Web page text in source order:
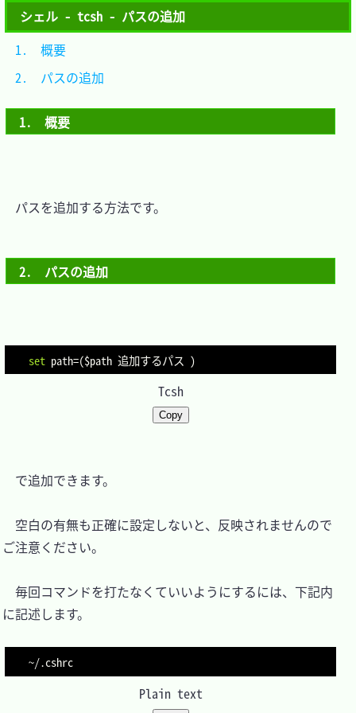
シェル - tcsh - パスの追加
1.　概要
パスを追加する方法です。
2.　パスの追加
set path=($path 追加するパス )
Tcsh
Copy
で追加できます。
空白の有無も正確に設定しないと、反映されませんので
ご注意ください。
毎回コマンドを打たなくていいようにするには、下記内
に記述します。
Plain text